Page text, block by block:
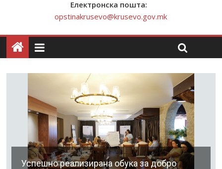
Електронска пошта:
opstinakrusevo@krusevo.gov.mk
Успешно реализирана обука за добро